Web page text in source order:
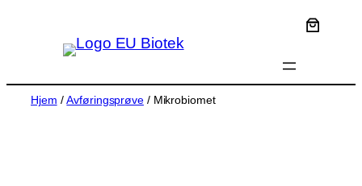
Hjem /Avføringsprøve/ Mikrobiomet